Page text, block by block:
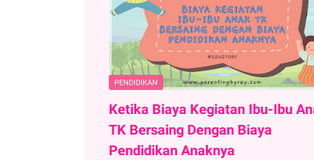
Uang
Jajan
Diminta
Paksa
Teman
PENDIDIKAN
Ketika Biaya Kegiatan Ibu-Ibu
TK Bersaing Dengan Biaya
Pendidikan Anaknya